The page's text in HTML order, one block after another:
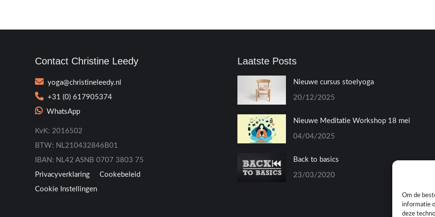
Om de
informatie
deze
Contact Christine Leedy
yoga@christineleedy.nl
+31 (0) 617905374
WhatsApp
KvK: 2016502
BTW: NL210432846B01
IBAN: NL42 ASNB 0707 3803 75
Privacyverklaring
Cookebeleid
Cookie Instellingen
Laatste Posts
Nieuwe cursus stoelyoga
20/12/2025
Nieuwe Meditatie Workshop 18 mei
04/04/2025
Back to basics
23/03/2020